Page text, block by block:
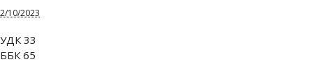
2/10/2023
УДК 33
ББК 65